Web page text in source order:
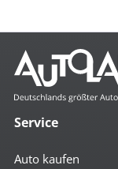
Service
Auto kaufen